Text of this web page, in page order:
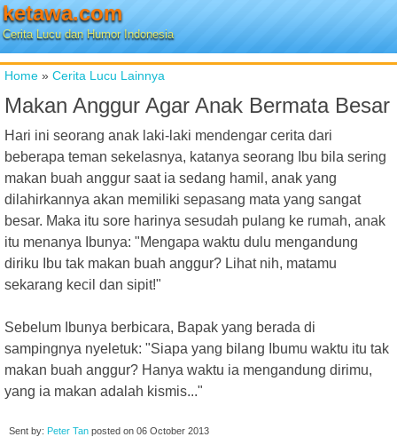
ketawa.com
Cerita Lucu dan Humor Indonesia
Home » Cerita Lucu Lainnya
Makan Anggur Agar Anak Bermata Besar
Hari ini seorang anak laki-laki mendengar cerita dari
beberapa teman sekelasnya, katanya seorang Ibu bila sering
makan buah anggur saat ia sedang hamil, anak yang
dilahirkannya akan memiliki sepasang mata yang sangat
besar. Maka itu sore harinya sesudah pulang ke rumah, anak
itu menanya Ibunya: "Mengapa waktu dulu mengandung
diriku Ibu tak makan buah anggur? Lihat nih, matamu
sekarang kecil dan sipit!"
Sebelum Ibunya berbicara, Bapak yang berada di
sampingnya nyeletuk: "Siapa yang bilang Ibumu waktu itu tak
makan buah anggur? Hanya waktu ia mengandung dirimu,
yang ia makan adalah kismis..."
Sent by: Peter Tan posted on 06 October 2013